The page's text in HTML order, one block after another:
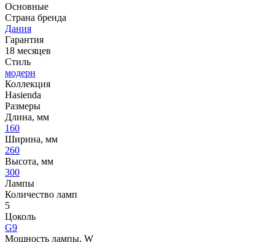
Основные
Страна бренда
Дания
Гарантия
18 месяцев
Стиль
модерн
Коллекция
Hasienda
Размеры
Длина, мм
160
Ширина, мм
260
Высота, мм
300
Лампы
Количество ламп
5
Цоколь
G9
Мощность лампы, W